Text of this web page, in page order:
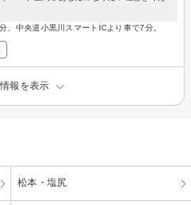
、中央道小黒川スマートICより車で7分。
報を表示
松本・塩尻